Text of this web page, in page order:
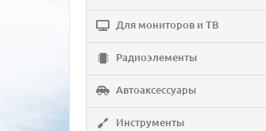
Для мониторов и ТВ
Радиоэлементы
Автоаксессуары
Инструменты